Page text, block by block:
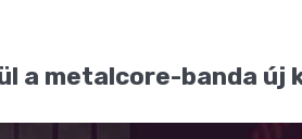
a metalcore-banda új